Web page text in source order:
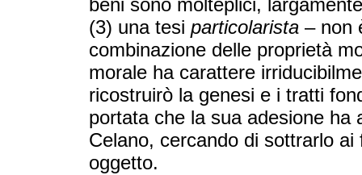
beni sono molteplici,
(3) una tesi particolarista – non
combinazione delle proprietà
morale ha carattere
ricostruirò la genesi e i tratti
portata che la sua adesione ha
Celano, cercando di sottrarlo
oggetto.